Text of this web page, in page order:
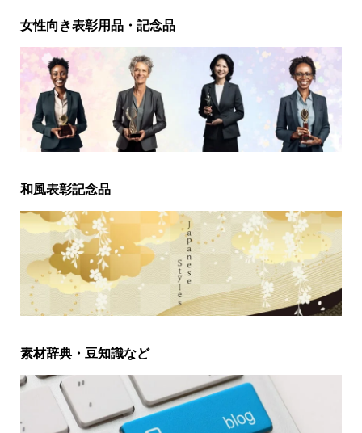
女性向き表彰用品・記念品
和風表彰記念品
素材辞典・豆知識など